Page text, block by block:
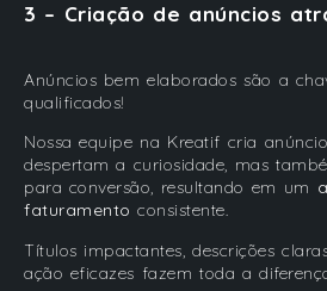
3 – Criação de anúncios
Anúncios bem elaborados são a
qualificados!
Nossa equipe na Kreatif cria
despertam a curiosidade, mas
para conversão, resultando em um
faturamento consistente.
Títulos impactantes, descrições
ação eficazes fazem toda a